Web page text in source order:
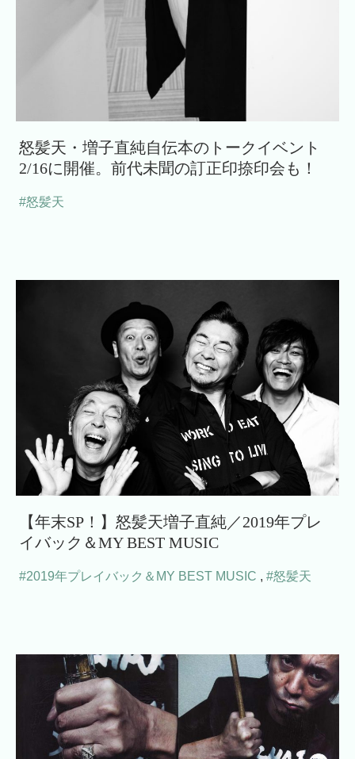
怒髪天・増子直純自伝本のトークイベント
2/16に開催。前代未聞の訂正印捺印会も！
#怒髪天
【年末SP！】怒髪天増子直純／2019年プレ
イバック＆MY BEST MUSIC
#2019年プレイバック＆MY BEST MUSIC , #怒髪天